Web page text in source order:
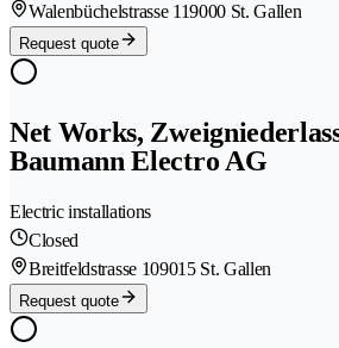
Walenbüchelstrasse 119000 St. Gallen
Request quote
Net Works,
Baumann Electro AG
Electric installations
Closed
Breitfeldstrasse 109015 St. Gallen
Request quote